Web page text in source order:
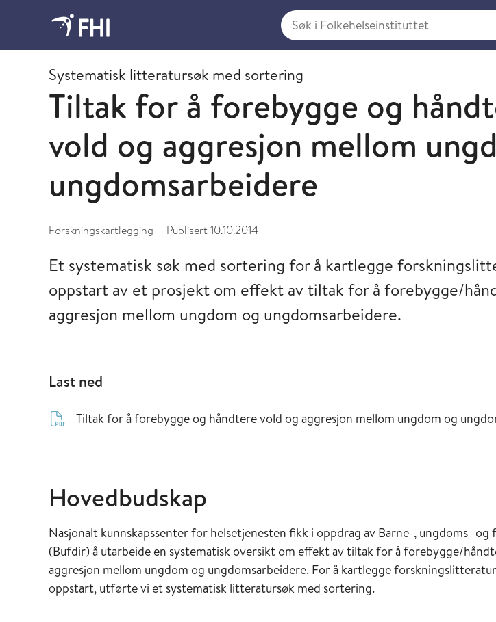
Søk i Folkehelseinstituttet
2014 - publikasjoner fra FHI
Systematisk litteratursøk med sortering
Tiltak for å forebygge og
vold og aggresjon mellom
ungdomsarbeidere
Forskningskartlegging | Publisert10.10.2014
Et systematisk søk med sortering for å kartlegge
oppstart av et prosjekt om effekt av tiltak for å forebygge/
aggresjon mellom ungdom og ungdomsarbeidere.
Last ned
Tiltak for å forebygge og håndtere vold og aggresjon mellom ungdom og
Hovedbudskap
Nasjonalt kunnskapssenter for helsetjenesten fikk i oppdrag av Barne-, ungdoms-
(Bufdir) å utarbeide en systematisk oversikt om effekt av tiltak for å forebygge/
aggresjon mellom ungdom og ungdomsarbeidere. For å kartlegge
oppstart, utførte vi et systematisk litteratursøk med sortering.